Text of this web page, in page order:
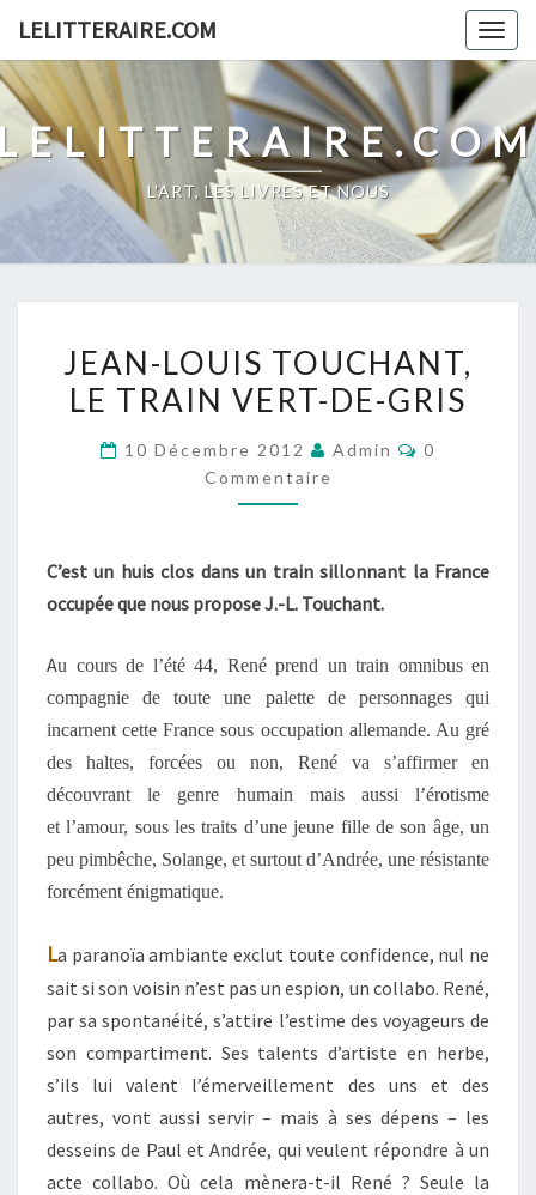
content
LELITTERAIRE.COM
L'ART, LES LIVRES ET NOUS
LOUIS
TOUCHANT,
TRAIN
VERT-
GRIS
JEAN-LOUIS TOUCHANT,
LE TRAIN VERT-DE-GRIS
10 Décembre 2012 Admin
0
Commentaire
C’est un huis clos dans un train sillonnant la France
occupée que nous propose J.-L. Touchant.
Au cours de l’été 44, René prend un train omnibus en
compagnie de toute une palette de personnages qui
incarnent cette France sous occupation allemande. Au gré
des haltes, forcées ou non, René va s’affirmer en
découvrant le genre humain mais aussi l’érotisme
et l’amour, sous les traits d’une jeune fille de son âge, un
peu pimbêche, Solange, et surtout d’Andrée, une résistante
forcément énigmatique.
La paranoïa ambiante exclut toute confidence, nul ne
sait si son voisin n’est pas un espion, un collabo. René,
par sa spontanéité, s’attire l’estime des voyageurs de
son compartiment. Ses talents d’artiste en herbe,
s’ils lui valent l’émerveillement des uns et des
autres, vont aussi servir – mais à ses dépens – les
desseins de Paul et Andrée, qui veulent répondre à un
acte collabo. Où cela mènera-t-il René ? Seule la